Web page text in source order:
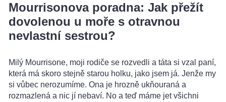
Mourrisonova poradna: Jak přežít
dovolenou u moře s otravnou
nevlastní sestrou?
Milý Mourrisone, moji rodiče se rozvedli a táta si vzal paní,
která má skoro stejně starou holku, jako jsem já. Jenže my
si vůbec nerozumíme. Ona je hrozně ukňouraná a
rozmazlená a nic jí nebaví. No a teď máme jet všichni